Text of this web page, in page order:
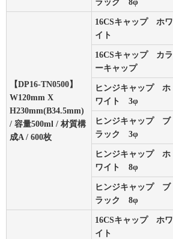
ラック 8φ
【DP16-TN0500】
W120mm X
H230mm(B34.5mm)
/ 容量500ml / 材質構
成A / 600枚
16CSキャップ ホワ
イト
16CSキャップ カラ
ーキャップ
ヒンジキャップ ホ
ワイト 3φ
ヒンジキャップ ブ
ラック 3φ
ヒンジキャップ ホ
ワイト 8φ
ヒンジキャップ ブ
ラック 8φ
16CSキャップ ホワ
イト